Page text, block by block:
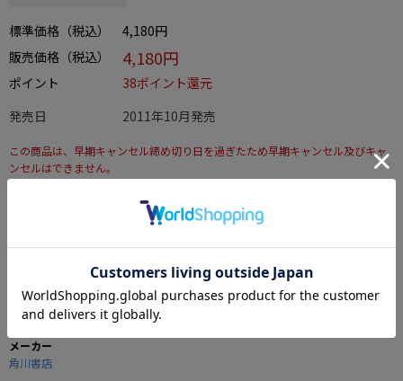
標準価格（税込）
4,180円
販売価格（税込）
4,180円
ポイント
38ポイント還元
発売日
2011年10月発売
この商品は、早期キャンセル締め切り日を過ぎたため早期キャンセル及びキャ
ンセルはできません。
月々1,393円から。分割手数料無料
キャラクターグッズ>ホビー誌・画集・資料集
原作
デッドマン・ワンダーランド
メーカー
角川書店